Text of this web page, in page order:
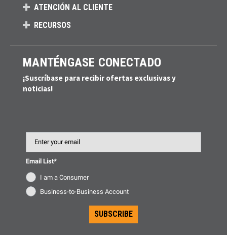
ATENCIÓN AL CLIENTE
RECURSOS
MANTÉNGASE CONECTADO
¡Suscríbase para recibir ofertas exclusivas y
noticias!
Email List*
I am a Consumer
Business-to-Business Account
SUBSCRIBE